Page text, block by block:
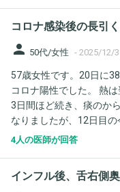
dℓメチルエフェドリン塩酸塩
願いいたします。
コロナ感染後の長引
person 50代/女性 - 2025/12/
57歳女性です。20日に
コロナ陽性でした。 熱
3日間ほど続き、痰のか
なりましたが、12日目の
います。 ゾコーバの処
はありますか？ お正月
4人の医師が回答
インフル後、舌右側